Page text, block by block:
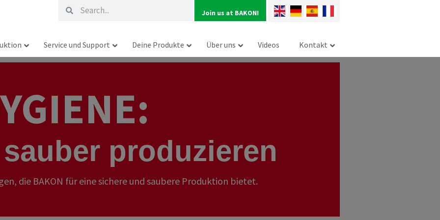
SucheSuche
Join us at BAKON!
Service und Support Deine Produkte Über uns Videos Kontakt
produzieren
die BAKON für eine sichere und saubere Produktion bietet.